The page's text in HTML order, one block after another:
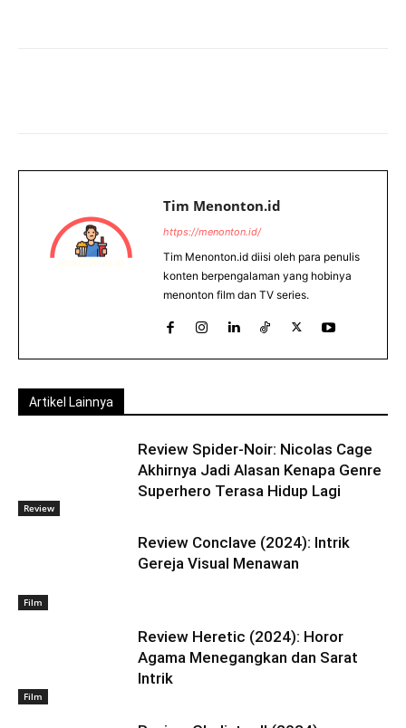
Tim Menonton.id
https://menonton.id/
Tim Menonton.id diisi oleh para penulis
konten berpengalaman yang hobinya
menonton film dan TV series.
Artikel Lainnya
Review
Review Spider-Noir: Nicolas Cage
Akhirnya Jadi Alasan Kenapa Genre
Superhero Terasa Hidup Lagi
Film
Review Conclave (2024): Intrik
Gereja Visual Menawan
Film
Review Heretic (2024): Horor
Agama Menegangkan dan Sarat
Intrik